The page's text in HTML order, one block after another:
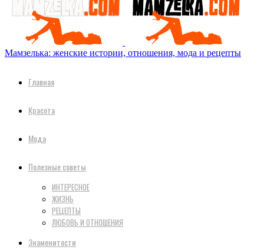
Мамзелька: женские истории, отношения, мода и рецепты
Главная
Красота
Мода
Полезные советы
ИНТЕРЕСНОЕ
ЖИЗНЬ
РЕЦЕПТЫ
ЛЮБОВЬ И ОТНОШЕНИЯ
Знаменитости